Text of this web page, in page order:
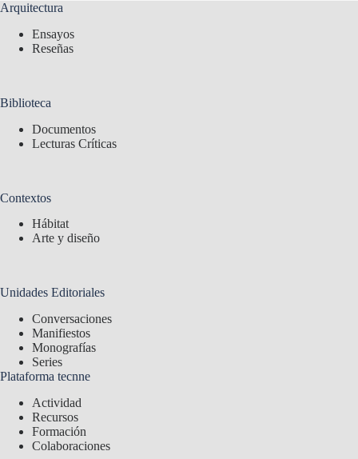
Arquitectura
Ensayos
Reseñas
Biblioteca
Documentos
Lecturas Críticas
Contextos
Hábitat
Arte y diseño
Unidades Editoriales
Conversaciones
Manifiestos
Monografías
Series
Plataforma tecnne
Actividad
Recursos
Formación
Colaboraciones